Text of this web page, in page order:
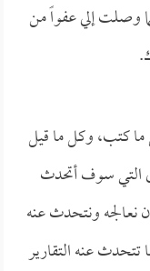
وصلت إلي عفواً من
كتب، وكل ما قيل
التي سوف أتحدث
نعالجه ونتحدث عنه
تتحدث عنه التقارير